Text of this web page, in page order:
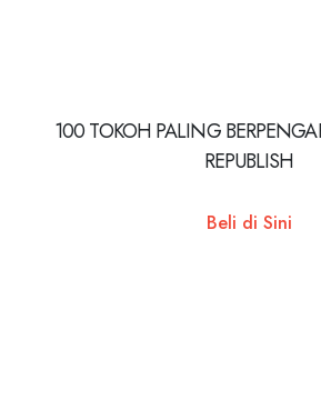
100 TOKOH PALING
REPUBLISH
Beli di Sini